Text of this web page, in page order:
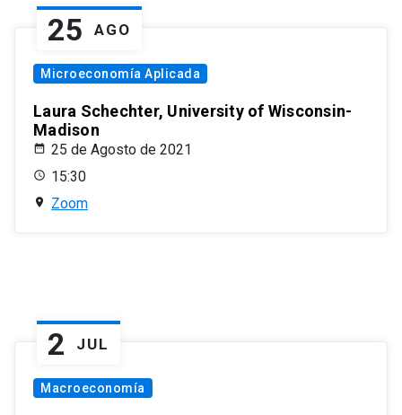
25 AGO
Microeconomía Aplicada
Laura Schechter, University of Wisconsin-
Madison
25 de Agosto de 2021
15:30
Zoom
2 JUL
Macroeconomía